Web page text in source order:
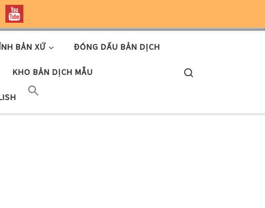
BẢN XỨ ĐÓNG DẤU BẢN DỊCH
KHO BẢN DỊCH MẪU